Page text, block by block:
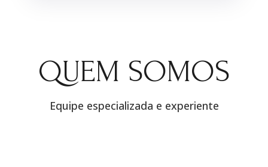
QUEM SOMOS
Equipe especializada e experiente